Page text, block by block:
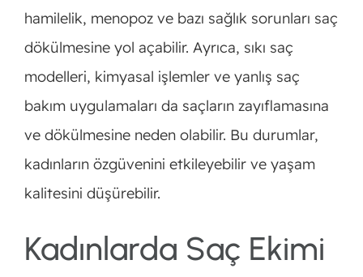
hamilelik, menopoz ve bazı sağlık sorunları saç
dökülmesine yol açabilir. Ayrıca, sıkı saç
modelleri, kimyasal işlemler ve yanlış saç
bakım uygulamaları da saçların zayıflamasına
ve dökülmesine neden olabilir. Bu durumlar,
kadınların özgüvenini etkileyebilir ve yaşam
kalitesini düşürebilir.
Kadınlarda Saç Ekimi